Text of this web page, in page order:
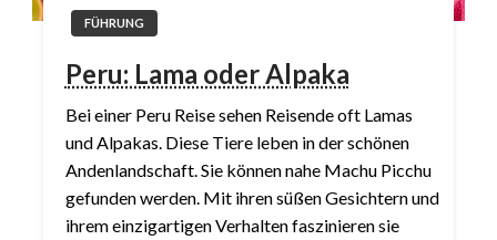
FÜHRUNG
Peru: Lama oder Alpaka
Bei einer Peru Reise sehen Reisende oft Lamas
und Alpakas. Diese Tiere leben in der schönen
Andenlandschaft. Sie können nahe Machu Picchu
gefunden werden. Mit ihren süßen Gesichtern und
ihrem einzigartigen Verhalten faszinieren sie